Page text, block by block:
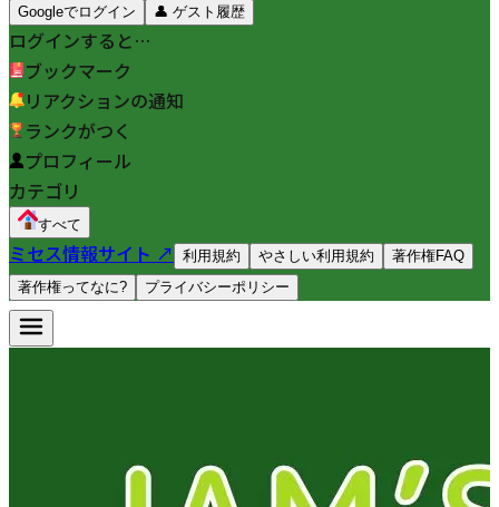
Googleでログイン 👤 ゲスト履歴
ログインすると…
ブックマーク
リアクションの通知
ランクがつく
プロフィール
カテゴリ
すべて
ミセス情報サイト ↗ 利用規約 やさしい利用規約
著作権FAQ
著作権ってなに?
プライバシーポリシー